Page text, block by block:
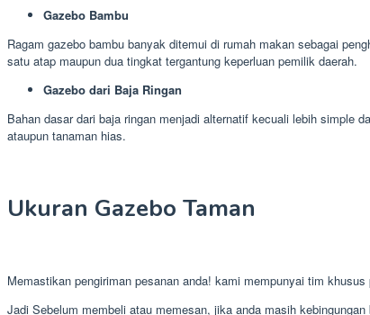
Gazebo Bambu
Ragam gazebo bambu banyak ditemui di rumah makan sebagai
satu atap maupun dua tingkat tergantung keperluan pemilik daerah.
Gazebo dari Baja Ringan
Bahan dasar dari baja ringan menjadi alternatif kecuali lebih simple
ataupun tanaman hias.
Ukuran Gazebo Taman
Memastikan pengiriman pesanan anda! kami mempunyai tim
Jadi Sebelum membeli atau memesan, jika anda masih